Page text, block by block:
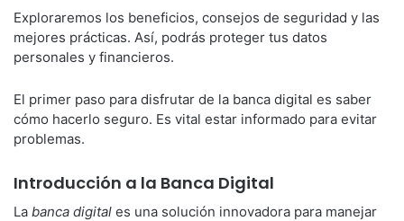
Exploraremos los beneficios, consejos de seguridad y las
mejores prácticas. Así, podrás proteger tus datos
personales y financieros.
El primer paso para disfrutar de la banca digital es saber
cómo hacerlo seguro. Es vital estar informado para evitar
problemas.
Introducción a la Banca Digital
La banca digital es una solución innovadora para manejar